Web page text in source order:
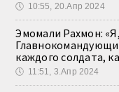
🕔 10:55, 20.Апр 2024
Эмомали Рахмон:
каждого солдата,
🕔 11:51, 3.Апр 2024